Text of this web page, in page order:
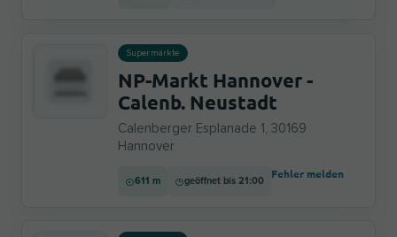
Supermärkte
NP-Markt Hannover -
Calenb. Neustadt
Calenberger Esplanade 1, 30169
Hannover
611 m geöffnet bis 21:00
Fehler melden